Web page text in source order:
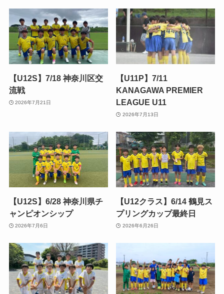
【U12S】7/18 神奈川区交
流戦
2026年7月21日
【U11P】7/11
KANAGAWA PREMIER
LEAGUE U11
2026年7月13日
【U12S】6/28 神奈川県チ
ャンピオンシップ
2026年7月6日
【U12クラス】6/14 鶴見ス
プリングカップ最終日
2026年6月26日